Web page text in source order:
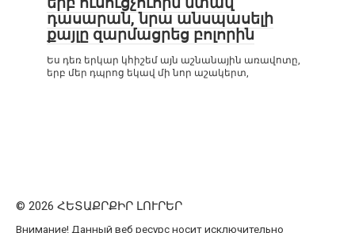
դասարան, նրա անսպասելի
քայլը զարմացրեց բոլորին
Ես դեռ երկար կհիշեմ այն աշնանային առավոտը,
երբ մեր դպրոց եկավ մի նոր աշակերտ,
© 2026 ՀԵՏԱՔՐՔԻՐ ԼՈՒՐԵՐ
Внимание! Данный веб ресурс носит исключительно